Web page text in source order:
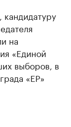
кандидатуру
на
«Единой
выборов, в
«ЕР»